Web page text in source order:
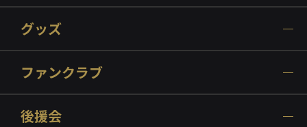
グッズ
ファンクラブ
後援会